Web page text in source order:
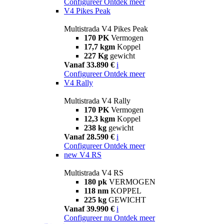
V4 Pikes Peak
Multistrada V4 Pikes Peak
170 PK Vermogen
17,7 kgm Koppel
227 Kg gewicht
Vanaf 33.890 € i
Configureer Ontdek meer
V4 Rally
Multistrada V4 Rally
170 PK Vermogen
12,3 kgm Koppel
238 kg gewicht
Vanaf 28.590 € i
Configureer Ontdek meer
new V4 RS
Multistrada V4 RS
180 pk VERMOGEN
118 nm KOPPEL
225 kg GEWICHT
Vanaf 39.990 € i
Configureer nu Ontdek meer